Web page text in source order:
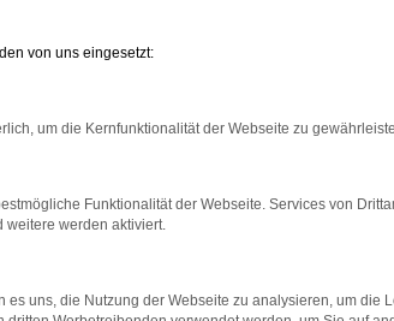
bestimmter Seiten verhindern.
beheben.
auf dem neuesten Stand sind.
von uns eingesetzt:
um die Kernfunktionalität der Webseite zu
Funktionalität der Webseite. Services von
weitere werden aktiviert.
es uns, die Nutzung der Webseite zu analysieren, um die